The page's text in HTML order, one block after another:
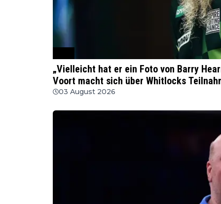
„Vielleicht hat er ein Foto von Barry
Voort macht sich über Whitlocks
03 August 2026